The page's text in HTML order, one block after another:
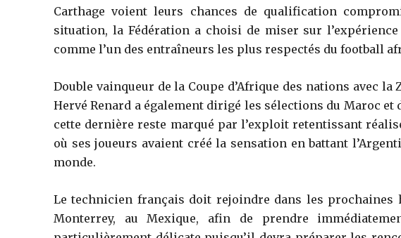
Carthage voient leurs chances de qualification
situation, la Fédération a choisi de miser sur
comme l’un des entraîneurs les plus respectés du football
Double vainqueur de la Coupe d’Afrique des nations avec la
Hervé Renard a également dirigé les sélections du Maroc et
cette dernière reste marqué par l’exploit retentissant
où ses joueurs avaient créé la sensation en battant
monde.
Le technicien français doit rejoindre dans les prochaines
Monterrey, au Mexique, afin de prendre